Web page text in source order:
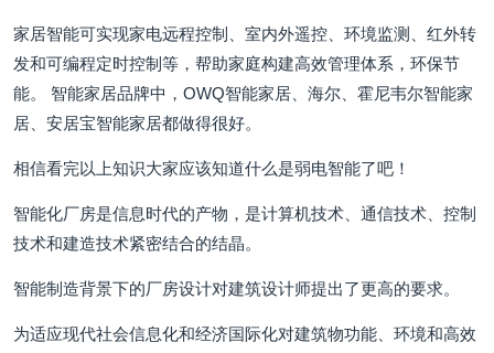
家居智能可实现家电远程控制、室内外遥控、环境监测、红外转
发和可编程定时控制等，帮助家庭构建高效管理体系，环保节
能。 智能家居品牌中，OWQ智能家居、海尔、霍尼韦尔智能家
居、安居宝智能家居都做得很好。
相信看完以上知识大家应该知道什么是弱电智能了吧！
智能化厂房是信息时代的产物，是计算机技术、通信技术、控制
技术和建造技术紧密结合的结晶。
智能制造背景下的厂房设计对建筑设计师提出了更高的要求。
为适应现代社会信息化和经济国际化对建筑物功能、环境和高效